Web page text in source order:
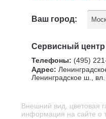
Ваш город:
Сервисный
Телефоны: (495)
Адрес:
Ленинградское ш.,
Внешний вид, цветовая
информация на сайте о